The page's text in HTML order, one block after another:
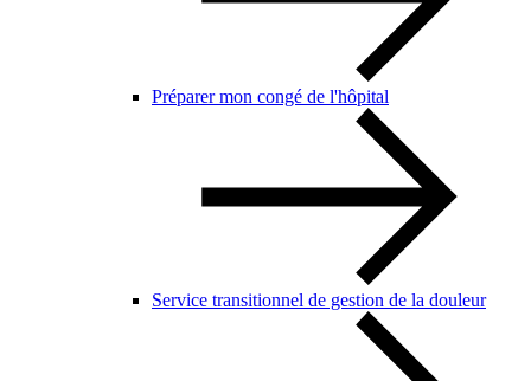
Préparer mon congé de l'hôpital
Service transitionnel de gestion de la douleur